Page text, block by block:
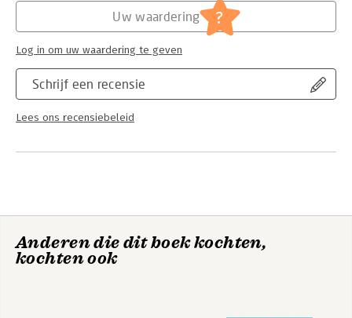
Inkoop en logistiek
Schrijf een recensie
Lees ons recensiebeleid
Uw waardering ?
Log in om uw waardering te geven
Anderen die dit boek kochten,
kochten ook